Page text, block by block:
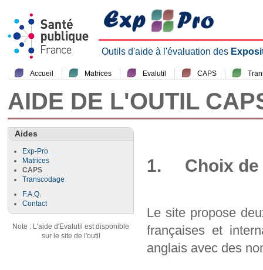
Outils d'aide à l'évaluation des
Accueil Matrices Evalutil CAPS
AIDE DE L'OUTIL
Aides
Exp-Pro
Matrices
CAPS
Transcodage
F.A.Q.
Contact
Note : L'aide d'Evalutil est disponible
sur le site de l'outil
1. Choix de
Le site propose
françaises et
anglais avec des